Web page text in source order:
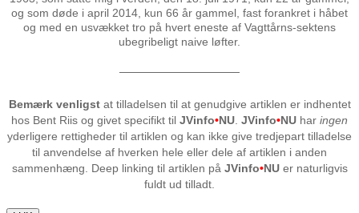
og som døde i april 2014, kun 66 år gammel, fast forankret i håbet
og med en usvækket tro på hvert eneste af Vagttårns-sektens
ubegribeligt naive løfter.
───────────────
Bemærk venligstat tilladelsen til at genudgive artiklen er indhentet
hos Bent Riis og givet specifikt til JVinfo•NU JVinfo•NU har ingen
yderligere rettigheder til artiklen og kan ikke give tredjepart tilladelse
til anvendelse af hverken hele eller dele af artiklen i anden
sammenhæng. Deep linking til artiklen på JVinfo•NUer naturligvis
fuldt ud tilladt.